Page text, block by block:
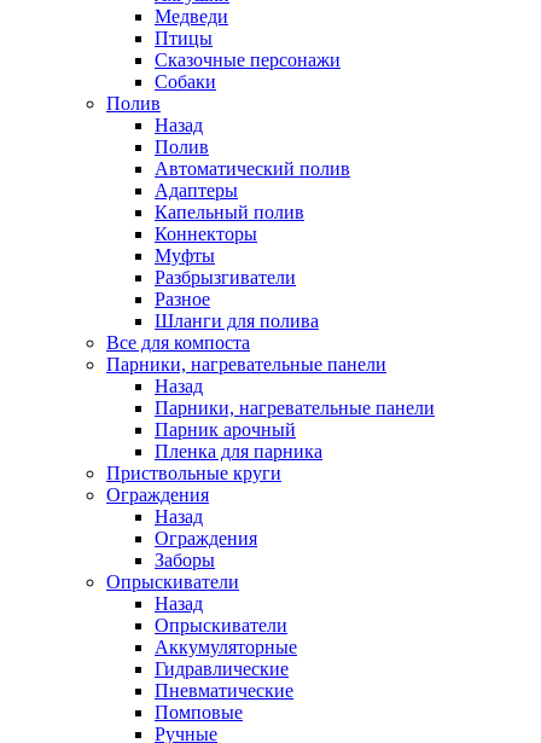
Медведи
Птицы
Сказочные персонажи
Собаки
Полив
Назад
Полив
Автоматический полив
Адаптеры
Капельный полив
Коннекторы
Муфты
Разбрызгиватели
Разное
Шланги для полива
Все для компоста
Парники, нагревательные панели
Назад
Парники, нагревательные панели
Парник арочный
Пленка для парника
Приствольные круги
Ограждения
Назад
Ограждения
Заборы
Опрыскиватели
Назад
Опрыскиватели
Аккумуляторные
Гидравлические
Пневматические
Помповые
Ручные